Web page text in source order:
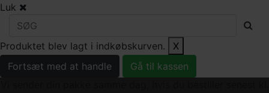
Luk
Produktet blev lagt i indkøbskurven.
X
Fortsæt med at handle
Gå til kassen